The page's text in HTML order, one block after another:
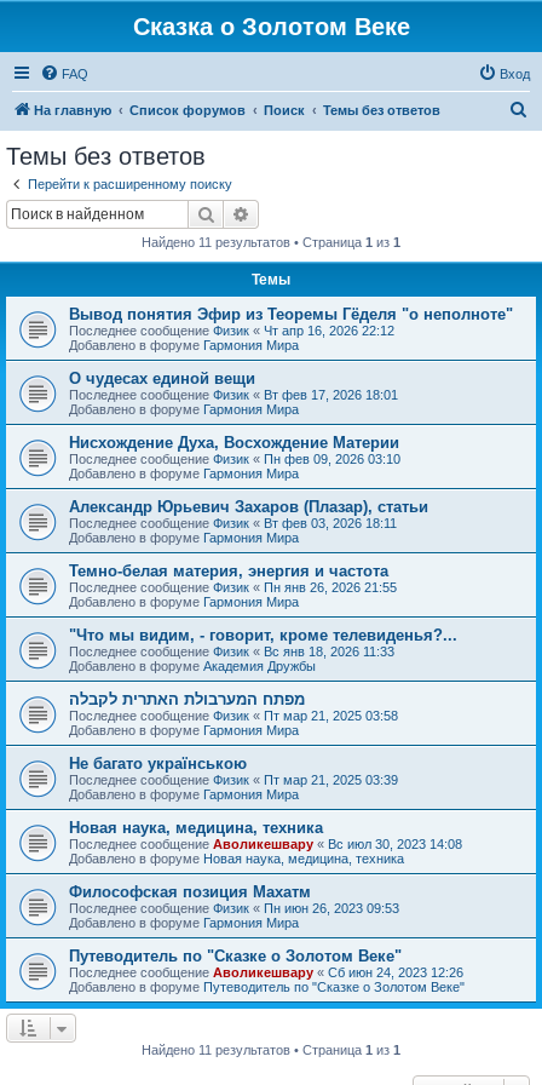
Сказка о Золотом Веке
FAQ Вход
На главную Список форумов Поиск Темы без ответов
Темы без ответов
Перейти к расширенному поиску
Поиск
Найдено 11 результатов • Страница 1 из 1
Темы
Вывод понятия Эфир из Теоремы Гёделя "о неполноте"
Последнее сообщение Физик « Чт апр 16, 2026 22:12
Добавлено в форуме Гармония Мира
О чудесах единой вещи
Последнее сообщение Физик « Вт фев 17, 2026 18:01
Добавлено в форуме Гармония Мира
Нисхождение Духа, Восхождение Материи
Последнее сообщение Физик « Пн фев 09, 2026 03:10
Добавлено в форуме Гармония Мира
Александр Юрьевич Захаров (Плазар), статьи
Последнее сообщение Физик « Вт фев 03, 2026 18:11
Добавлено в форуме Гармония Мира
Темно-белая материя, энергия и частота
Последнее сообщение Физик « Пн янв 26, 2026 21:55
Добавлено в форуме Гармония Мира
"Что мы видим, - говорит, кроме телевиденья?...
Последнее сообщение Физик « Вс янв 18, 2026 11:33
Добавлено в форуме Академия Дружбы
מפתח המערבולת האתרית לקבלה
Последнее сообщение Физик « Пт мар 21, 2025 03:58
Добавлено в форуме Гармония Мира
Не багато українською
Последнее сообщение Физик « Пт мар 21, 2025 03:39
Добавлено в форуме Гармония Мира
Новая наука, медицина, техника
Последнее сообщение Аволикешвару « Вс июл 30, 2023 14:08
Добавлено в форуме Новая наука, медицина, техника
Философская позиция Махатм
Последнее сообщение Физик « Пн июн 26, 2023 09:53
Добавлено в форуме Гармония Мира
Путеводитель по "Сказке о Золотом Веке"
Последнее сообщение Аволикешвару « Сб июн 24, 2023 12:26
Добавлено в форуме Путеводитель по "Сказке о Золотом Веке"
Найдено 11 результатов • Страница 1 из 1